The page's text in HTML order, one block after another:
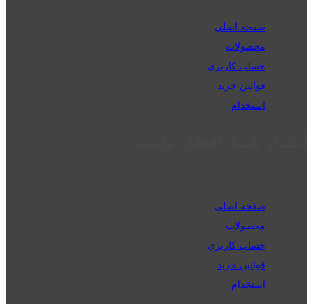
صفحه اصلی
محصولات
حساب کاربری
قوانین خرید
استخدام
صفحه اصلی
محصولات
حساب کاربری
قوانین خرید
استخدام